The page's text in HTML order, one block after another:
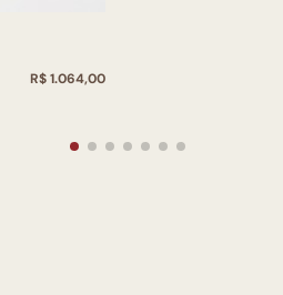
R$ 1.064,00